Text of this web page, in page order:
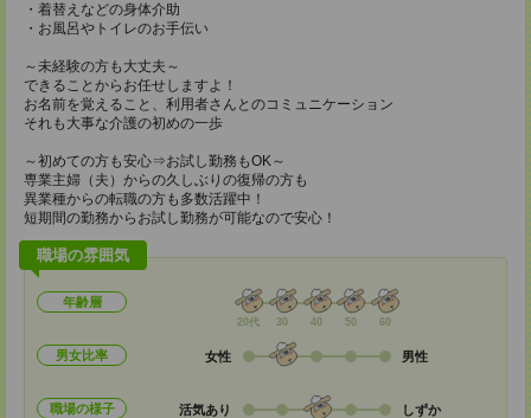
・着替えなどの身体介助
・お風呂やトイレのお手伝い
～未経験の方も大丈夫～
できることからお任せしますよ！
お名前を覚えること、利用者さんとのコミュニケーション
それも大事な介護の初めの一歩
～初めての方も安心⇒お試し勤務もOK～
専業主婦（夫）からの久しぶりの復帰の方も
異業種からの転職の方も多数活躍中！
短期間の勤務からお試し勤務が可能なので安心！
職場の雰囲気
年齢層
20代 30 40 50 60
男女比率 女性 男性
職場の様子 活気あり しずか